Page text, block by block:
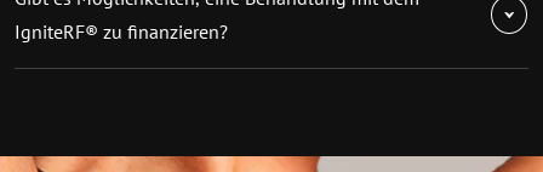
IgniteRF® zu finanzieren?